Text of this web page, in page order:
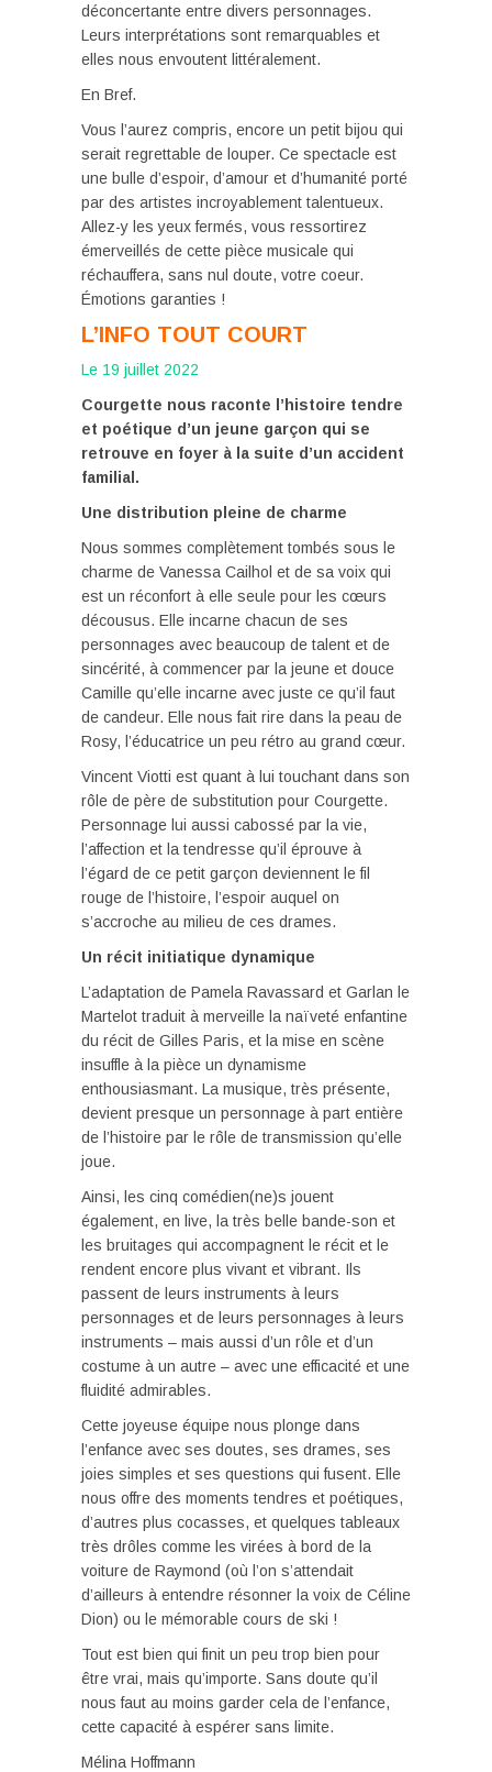
déconcertante entre divers personnages.
Leurs interprétations sont remarquables et
elles nous envoutent littéralement.
En Bref.
Vous l’aurez compris, encore un petit bijou qui
serait regrettable de louper. Ce spectacle est
une bulle d’espoir, d’amour et d’humanité porté
par des artistes incroyablement talentueux.
Allez-y les yeux fermés, vous ressortirez
émerveillés de cette pièce musicale qui
réchauffera, sans nul doute, votre coeur.
Émotions garanties !
L’INFO TOUT COURT
Le 19 juillet 2022
Courgette nous raconte l’histoire tendre
et poétique d’un jeune garçon qui se
retrouve en foyer à la suite d’un accident
familial.
Une distribution pleine de charme
Nous sommes complètement tombés sous le
charme de Vanessa Cailhol et de sa voix qui
est un réconfort à elle seule pour les cœurs
décousus. Elle incarne chacun de ses
personnages avec beaucoup de talent et de
sincérité, à commencer par la jeune et douce
Camille qu’elle incarne avec juste ce qu’il faut
de candeur. Elle nous fait rire dans la peau de
Rosy, l’éducatrice un peu rétro au grand cœur.
Vincent Viotti est quant à lui touchant dans son
rôle de père de substitution pour Courgette.
Personnage lui aussi cabossé par la vie,
l’affection et la tendresse qu’il éprouve à
l’égard de ce petit garçon deviennent le fil
rouge de l’histoire, l’espoir auquel on
s’accroche au milieu de ces drames.
Un récit initiatique dynamique
L’adaptation de Pamela Ravassard et Garlan le
Martelot traduit à merveille la naïveté enfantine
du récit de Gilles Paris, et la mise en scène
insuffle à la pièce un dynamisme
enthousiasmant. La musique, très présente,
devient presque un personnage à part entière
de l’histoire par le rôle de transmission qu’elle
joue.
Ainsi, les cinq comédien(ne)s jouent
également, en live, la très belle bande-son et
les bruitages qui accompagnent le récit et le
rendent encore plus vivant et vibrant. Ils
passent de leurs instruments à leurs
personnages et de leurs personnages à leurs
instruments – mais aussi d’un rôle et d’un
costume à un autre – avec une efficacité et une
fluidité admirables.
Cette joyeuse équipe nous plonge dans
l’enfance avec ses doutes, ses drames, ses
joies simples et ses questions qui fusent. Elle
nous offre des moments tendres et poétiques,
d’autres plus cocasses, et quelques tableaux
très drôles comme les virées à bord de la
voiture de Raymond (où l’on s’attendait
d’ailleurs à entendre résonner la voix de Céline
Dion) ou le mémorable cours de ski !
Tout est bien qui finit un peu trop bien pour
être vrai, mais qu’importe. Sans doute qu’il
nous faut au moins garder cela de l’enfance,
cette capacité à espérer sans limite.
Mélina Hoffmann